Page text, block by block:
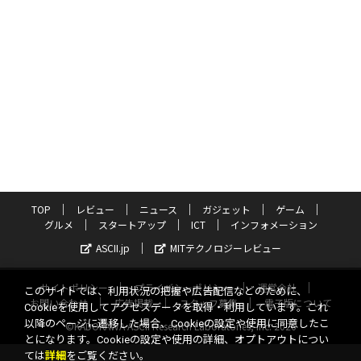
TOP レビュー ニュース ガジェット
ゲーム
グルメ
スタートアップ ICT
インフォメーション
ASCII.jp
MITテクノロジーレビュー
サイトポリシー プライバシーポリシー
運営会社
お問い合わせ
広告掲載 スタッフ募集
電子版について
©KADOKAWA ASCII Research Laboratories, Inc. 2026
このサイトでは、利用状況の把握や広告配信などのために、
Cookieを使用してアクセスデータを取得・利用しています。これ
以降のページに遷移した場合、Cookieの設定や使用に同意したこ
とになります。Cookieの設定や使用の詳細、オプトアウトについ
ては詳細 をご覧ください。